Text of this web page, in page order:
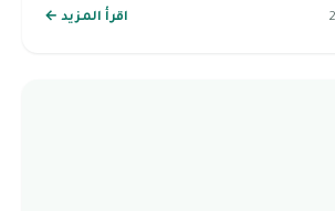
اقرأ المزيد ←